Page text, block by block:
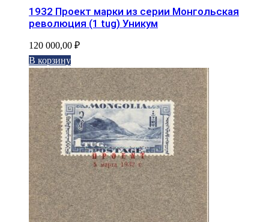
1932 Проект марки из серии Монгольская
революция (1 tug) Уникум
120 000,00 ₽
В корзину